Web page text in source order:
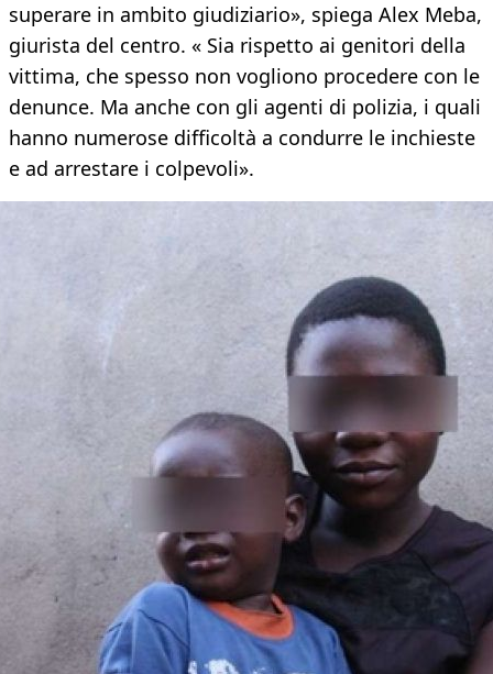
superare in ambito giudiziario», spiega Alex Meba,
giurista del centro. « Sia rispetto ai genitori della
vittima, che spesso non vogliono procedere con le
denunce. Ma anche con gli agenti di polizia, i quali
hanno numerose difficoltà a condurre le inchieste
e ad arrestare i colpevoli».